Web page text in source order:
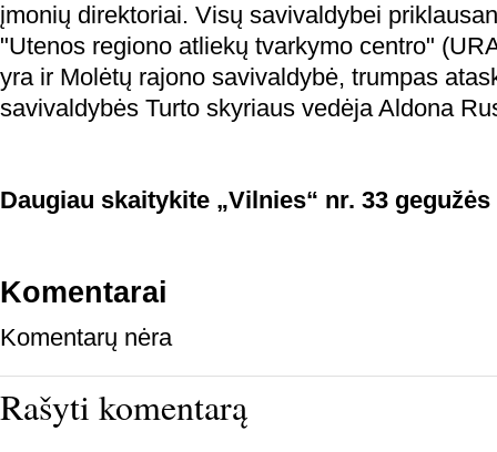
įmonių direktoriai. Visų savivaldybei
"Utenos regiono atliekų tvarkymo centro"
yra ir Molėtų rajono savivaldybė, trumpas
savivaldybės Turto skyriaus vedėja Aldona
Daugiau skaitykite „Vilnies“ nr. 33 gegužės
Komentarai
Komentarų nėra
Rašyti komentarą